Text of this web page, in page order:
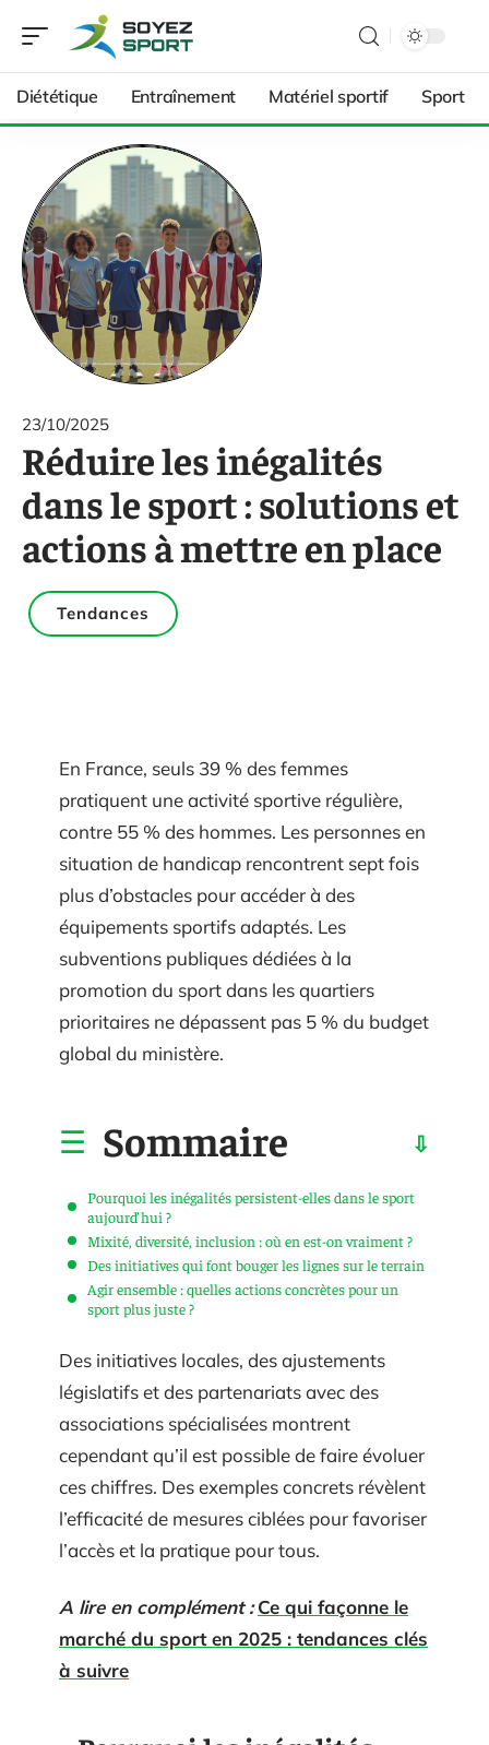
Diététique Entraînement Matériel sportif Sport
23/10/2025
Réduire les inégalités
dans le sport : solutions et
actions à mettre en place
Tendances
En France, seuls 39 % des femmes
pratiquent une activité sportive régulière,
contre 55 % des hommes. Les personnes en
situation de handicap rencontrent sept fois
plus d’obstacles pour accéder à des
équipements sportifs adaptés. Les
subventions publiques dédiées à la
promotion du sport dans les quartiers
prioritaires ne dépassent pas 5 % du budget
global du ministère.
Sommaire
Pourquoi les inégalités persistent-elles dans le sport
aujourd’hui ?
Mixité, diversité, inclusion : où en est-on vraiment ?
Des initiatives qui font bouger les lignes sur le terrain
Agir ensemble : quelles actions concrètes pour un
sport plus juste ?
Des initiatives locales, des ajustements
législatifs et des partenariats avec des
associations spécialisées montrent
cependant qu’il est possible de faire évoluer
ces chiffres. Des exemples concrets révèlent
l’efficacité de mesures ciblées pour favoriser
l’accès et la pratique pour tous.
A lire en complément : Ce qui façonne le
marché du sport en 2025 : tendances clés
à suivre